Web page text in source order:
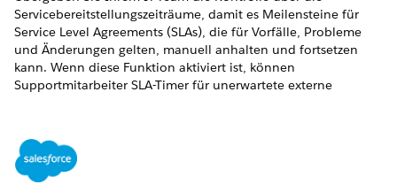
Servicebereitstellungszeiträume, damit es Meilensteine für
Service Level Agreements (SLAs), die für Vorfälle, Probleme
und Änderungen gelten, manuell anhalten und fortsetzen
kann. Wenn diese Funktion aktiviert ist, können
Supportmitarbeiter SLA-Timer für unerwartete externe
und Dauer der Pause verfolgt werden.
ERFORDERLICHE EDITIONEN